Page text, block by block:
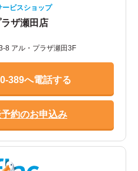
ービスショップ
ザ瀬田店
8 アル・プラザ瀬田3F
389へ電話する
約のお申込み